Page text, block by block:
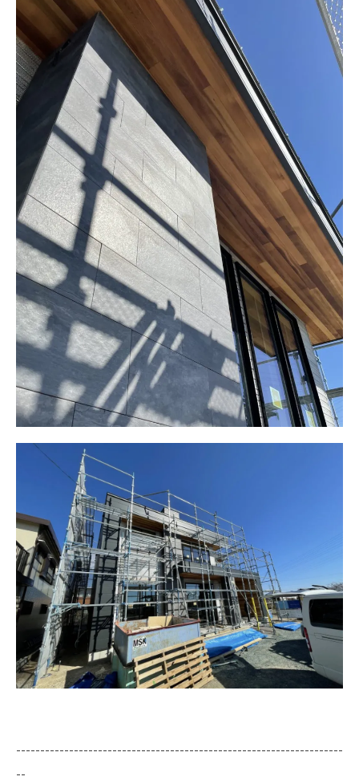
--------------------------------------------------------------------
--